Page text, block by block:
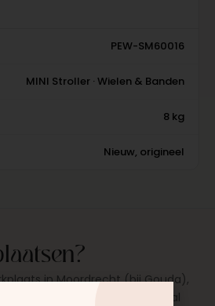
PEW-SM60016
MINI Stroller · Wielen & Banden
8 kg
Nieuw, origineel
in Moordrecht (bij Gouda),
direct voor je. Meestal